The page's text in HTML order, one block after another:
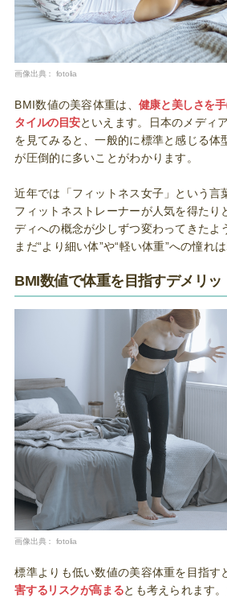
画像出典： fotolia
BMI数値の美容体重は、 健康と美しさを
タイルの目安といえます。日本のメディ
を見てみると、一般的に標準と感じる体
が圧倒的に多いことがわかります。
近年では「フィットネス女子」という言
フィットネストレーナーが人気を得たり
ディへの概念が少しずつ変わってきたよ
まだ“より細い体”や“軽い体重”への憧れ
BMI数値で体重を目指すデメリッ
画像出典： fotolia
標準よりも低い数値の美容体重を目指す
害するリスクが高まるとも考えられます